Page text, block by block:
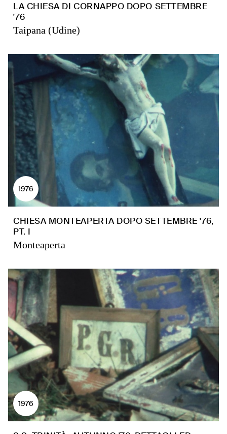
LA CHIESA DI CORNAPPO DOPO SETTEMBRE
'76
Taipana (Udine)
1976
CHIESA MONTEAPERTA DOPO SETTEMBRE '76,
PT. I
Monteaperta
1976